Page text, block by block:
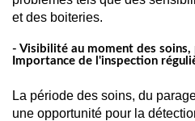
et des boiteries.
- Visibilité au moment des soins,
Importance de l'inspection
La période des soins, du
une opportunité pour la